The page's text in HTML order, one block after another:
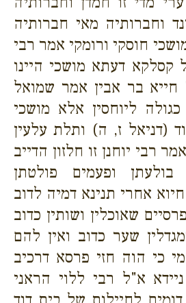
וחברותיה מאי חברותיה
חוסקי ורומקי אמר רבי
קסלקא דעתא מושכי היינו
חייא בר אבין אמר שמואל
ליוחסין אלא מושכי
(דניאל ז, ה) ותלת עלעין
רבי יוחנן זו חלזון הדייב
בולעתן ופעמים פולטתן
אחרי תנינא דמיה לדוב
שאוכלין ושותין כדוב
שער כדוב ואין להם
כי הוה חזי פרסא דרכיב
א"ל רבי ללוי הראני